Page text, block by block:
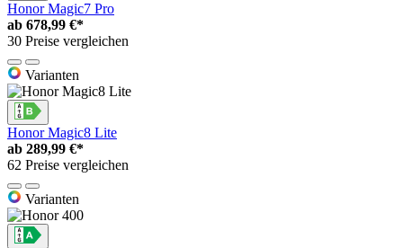
Honor Magic7 Pro
ab 678,99 €*
30 Preise vergleichen
Varianten
Honor Magic8 Lite
ab 289,99 €*
62 Preise vergleichen
Varianten